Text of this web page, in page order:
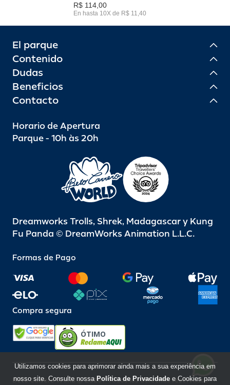
R$ 114,00
En hasta 10X de R$ 11,40
El parque
Contenido
Dudas
Beneficios
Contacto
Horario de Apertura
Parque - 10h às 20h
Dreamworks Trolls, Shrek, Madagascar y Kung
Fu Panda © DreamWorks Animation L.L.C.
Formas de Pago
Compra segura
ÓTIMO
Beto Carrero World @ 2026 / Todos los derechos reservados
Utilizamos cookies para aprimorar ainda mais a sua experiência em
nosso site. Consulte nossa Política de Privacidade e Cookies para